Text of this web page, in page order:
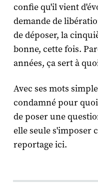
confie qu'il vient
demande de
de déposer, la
bonne, cette fois.
années, ça sert à
Avec ses mots
condamné pour
de poser une
elle seule s'imposer
reportage ici.